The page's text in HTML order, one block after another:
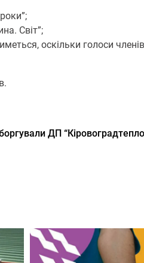
Світ”;
оскільки голоси членів
ДП